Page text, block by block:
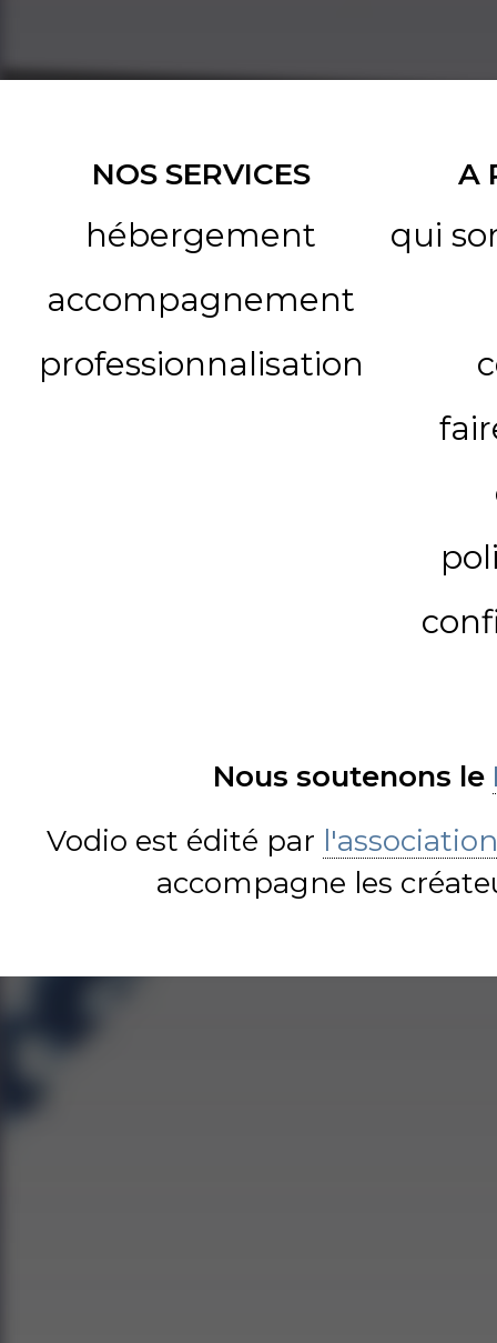
NOS SERVICES
hébergement
accompagnement
professionnalisation
A
qui